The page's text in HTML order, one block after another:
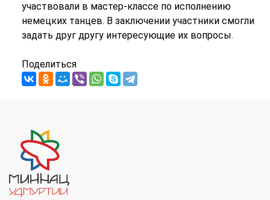
участвовали в мастер-классе по исполнению
немецких танцев. В заключении участники смогли
задать друг другу интересующие их вопросы.
Поделиться